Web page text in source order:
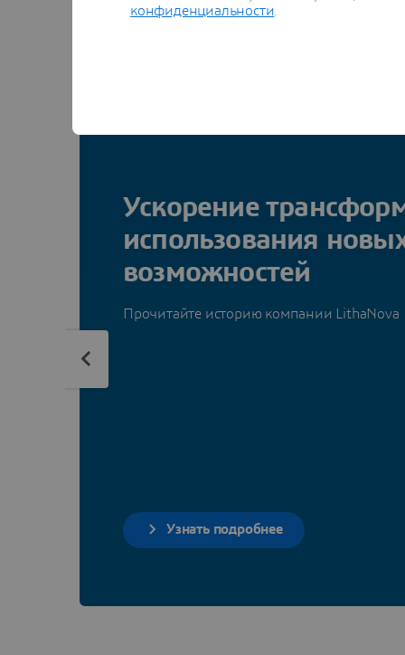
Ускорение
использования
возможностей
Прочитайте историю компании LithaNova
Узнать подробнее
конфиденциальности